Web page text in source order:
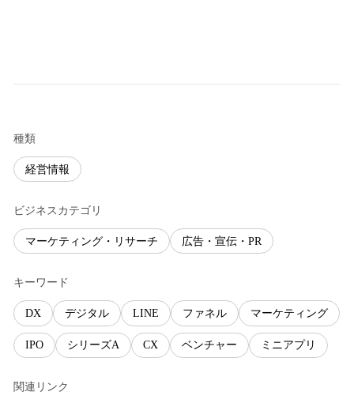
種類
経営情報
ビジネスカテゴリ
マーケティング・リサーチ 広告・宣伝・PR
キーワード
DX デジタル LINE ファネル マーケティング
IPO シリーズA CX ベンチャー ミニアプリ
関連リンク